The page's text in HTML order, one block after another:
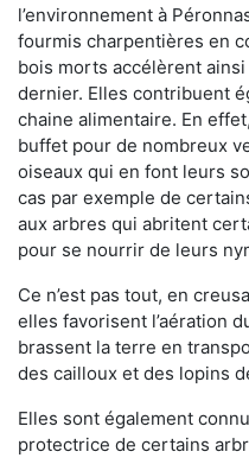
l’environnement à
fourmis charpentières en
bois morts accélèrent
dernier. Elles contribuent
chaine alimentaire. En
buffet pour de nombreux
oiseaux qui en font leurs
cas par exemple de
aux arbres qui abritent
pour se nourrir de leurs
Ce n’est pas tout, en
elles favorisent l’aération
brassent la terre en
des cailloux et des lopins
Elles sont également
protectrice de certains